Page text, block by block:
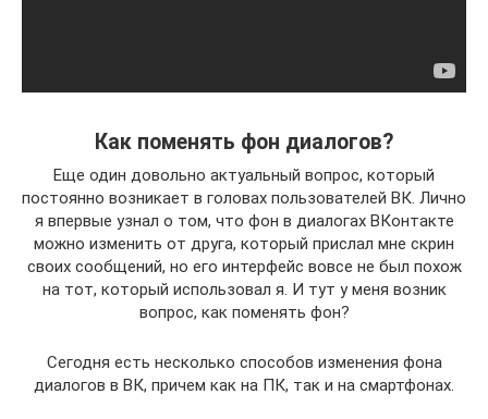
Как поменять фон диалогов?
Еще один довольно актуальный вопрос, который
постоянно возникает в головах пользователей ВК. Лично
я впервые узнал о том, что фон в диалогах ВКонтакте
можно изменить от друга, который прислал мне скрин
своих сообщений, но его интерфейс вовсе не был похож
на тот, который использовал я. И тут у меня возник
вопрос, как поменять фон?
Сегодня есть несколько способов изменения фона
диалогов в ВК, причем как на ПК, так и на смартфонах.